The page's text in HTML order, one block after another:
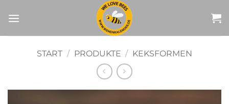
Inhalt
START / PRODUKTE / KEKSFORMEN